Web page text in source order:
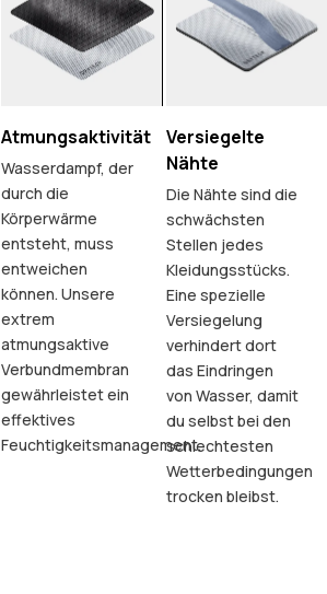
Atmungsaktivität
Wasserdampf, der
durch die
Körperwärme
entsteht, muss
entweichen
können. Unsere
extrem
atmungsaktive
Verbundmembran
gewährleistet ein
effektives
Feuchtigkeitsmanagement.
Versiegelte
Nähte
Die Nähte sind die
schwächsten
Stellen jedes
Kleidungsstücks.
Eine spezielle
Versiegelung
verhindert dort
das Eindringen
von Wasser, damit
du selbst bei den
schlechtesten
Wetterbedingungen
trocken bleibst.